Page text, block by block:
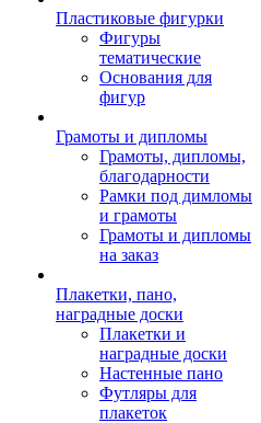
Пластиковые фигурки
Фигуры
тематические
Основания для
фигур
Грамоты и дипломы
Грамоты, дипломы,
благодарности
Рамки под димломы
и грамоты
Грамоты и дипломы
на заказ
Плакетки, пано,
наградные доски
Плакетки и
наградные доски
Настенные пано
Футляры для
плакеток